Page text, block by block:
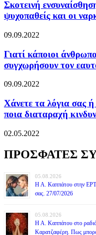
Σκοτεινή
ψυχοπαθείς και οι
09.09.2022
Γιατί κάποιοι
συγχωρήσουν τον
09.09.2022
Χάνετε τα λόγια σας
ποια διαταραχή
02.05.2022
ΠΡΟΣΦΑΤΕΣ
05.08.2026
Η Α. Καππάτου στην ΕΡΤ.
σας. 27/07/2026
05.08.2026
Η Α. Καππάτου στο
Καρατζαφέρη. Πως